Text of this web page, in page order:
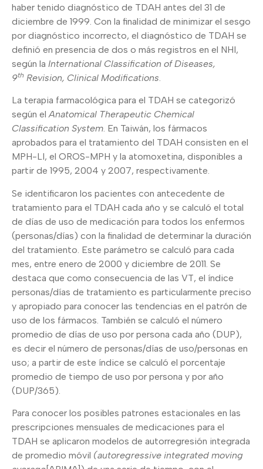
haber tenido diagnóstico de TDAH antes del 31 de
diciembre de 1999. Con la finalidad de minimizar el sesgo
por diagnóstico incorrecto, el diagnóstico de TDAH se
definió en presencia de dos o más registros en el NHI,
según la International Classification of Diseases,
9th Revision, Clinical Modifications.
La terapia farmacológica para el TDAH se categorizó
según elAnatomical Therapeutic Chemical
Classification System. En Taiwán, los fármacos
aprobados para el tratamiento del TDAH consisten en el
MPH-LI, el OROS-MPH y la atomoxetina, disponibles a
partir de 1995, 2004 y 2007, respectivamente.
Se identificaron los pacientes con antecedente de
tratamiento para el TDAH cada año y se calculó el total
de días de uso de medicación para todos los enfermos
(personas/días) con la finalidad de determinar la duración
del tratamiento. Este parámetro se calculó para cada
mes, entre enero de 2000 y diciembre de 2011. Se
destaca que como consecuencia de las VT, el índice
personas/días de tratamiento es particularmente preciso
y apropiado para conocer las tendencias en el patrón de
uso de los fármacos. También se calculó el número
promedio de días de uso por persona cada año (DUP),
es decir el número de personas/días de uso/personas en
uso; a partir de este índice se calculó el porcentaje
promedio de tiempo de uso por persona y por año
(DUP/365).
Para conocer los posibles patrones estacionales en las
prescripciones mensuales de medicaciones para el
TDAH se aplicaron modelos de autorregresión integrada
de promedio móvil (autoregressive integrated moving